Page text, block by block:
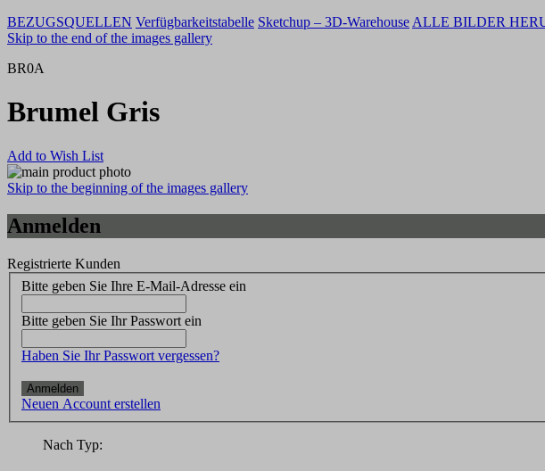
BEZUGSQUELLEN Verfügbarkeitstabelle Sketchup – 3D-Warehouse ALLE BILDER
Skip to the end of the images gallery
BR0A
Brumel Gris
Add to Wish List
Skip to the beginning of the images gallery
Anmelden
Registrierte Kunden
Bitte geben Sie Ihre E-Mail-Adresse ein
Bitte geben Sie Ihr Passwort ein
Haben Sie Ihr Passwort vergessen?
Anmelden
Neuen Account erstellen
Nach Typ: